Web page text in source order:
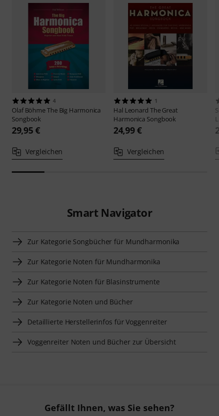
4
Olaf BöhmeThe Big Harmonica
Songbook
29,95 €
Vergleichen
1
Hal Leonard The Great
Harmonica Songbook
24,99 €
Vergleichen
Smart Navigator
Zur Kategorie Songbücher für Mundharmonika
Zur Kategorie Noten für Mundharmonika
Zur Kategorie Noten für Blasinstrumente
Zur Kategorie Noten und Bücher
Detaillierte Herstellerinfos für Voggenreiter
Voggenreiter Noten und Bücher zur Übersicht
Gefällt Ihnen, was Sie sehen?